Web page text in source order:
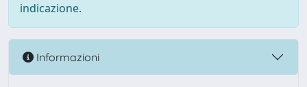
indicazione.
Informazioni